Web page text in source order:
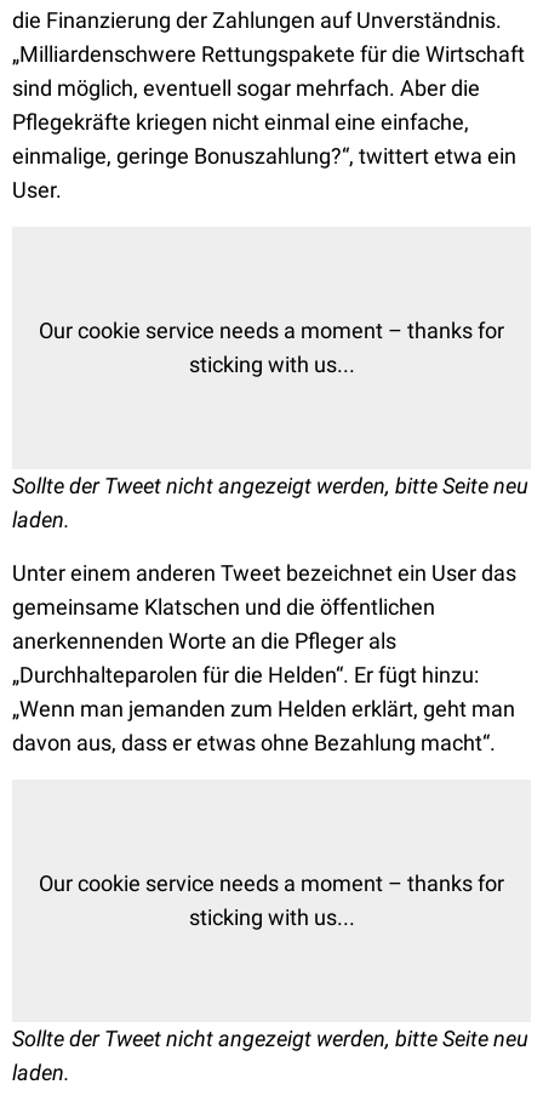
die Finanzierung der Zahlungen auf Unverständnis.
„Milliardenschwere Rettungspakete für die Wirtschaft
sind möglich, eventuell sogar mehrfach. Aber die
Pflegekräfte kriegen nicht einmal eine einfache,
einmalige, geringe Bonuszahlung?“, twittert etwa ein
User.
Our cookie service needs a moment – thanks for
sticking with us...
Sollte der Tweet nicht angezeigt werden, bitte Seite neu
laden.
Unter einem anderen Tweet bezeichnet ein User das
gemeinsame Klatschen und die öffentlichen
anerkennenden Worte an die Pfleger als
„Durchhalteparolen für die Helden“. Er fügt hinzu:
„Wenn man jemanden zum Helden erklärt, geht man
davon aus, dass er etwas ohne Bezahlung macht“.
Our cookie service needs a moment – thanks for
sticking with us...
Sollte der Tweet nicht angezeigt werden, bitte Seite neu
laden.